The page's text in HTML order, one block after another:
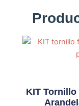
KIT Tornillo